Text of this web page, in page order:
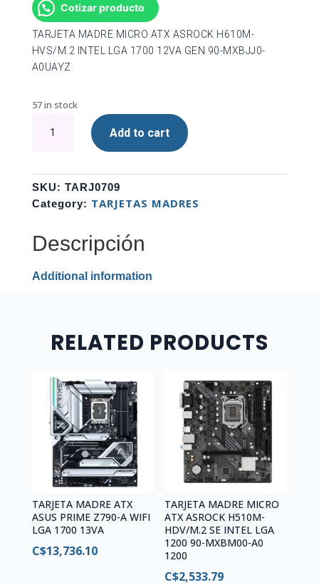
Cotizar producto
TARJETA MADRE MICRO ATX ASROCK H610M-
HVS/M.2 INTEL LGA 1700 12VA GEN 90-MXBJJ0-
A0UAYZ
57 in stock
MADRE
ASROCK
H610M-
INTEL
LGA
12VA
MXBJJ0-
A0UAYZ
Add to cart
SKU: TARJ0709
Category: TARJETAS MADRES
Descripción
Additional information
RELATED PRODUCTS
TARJETA MADRE ATX
ASUS PRIME Z790-A WIFI
LGA 1700 13VA
C$13,736.10
TARJETA MADRE MICRO
ATX ASROCK H510M-
HDV/M.2 SE INTEL LGA
1200 90-MXBM00-A0
1200
C$2,533.79